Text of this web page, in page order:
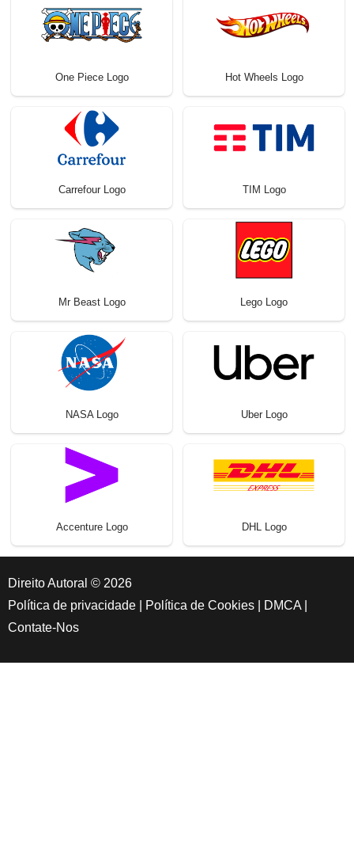
One Piece Logo Hot Wheels Logo
Carrefour Logo TIM Logo
Mr Beast Logo Lego Logo
NASA Logo Uber Logo
Accenture Logo DHL Logo
Direito Autoral © 2026
Política de privacidade
Política de Cookies DMCA
Contate-Nos